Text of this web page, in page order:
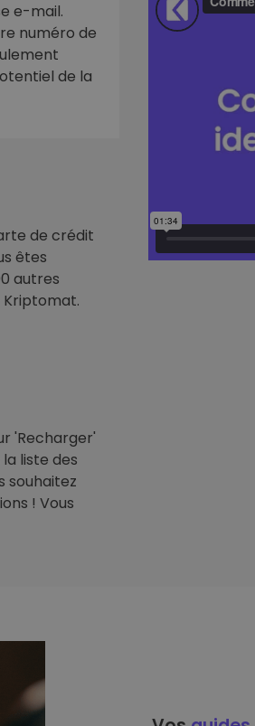
e-mail.
numéro de
de la
de crédit
êtes
autres
'Recharger'
liste des
souhaitez
! Vous